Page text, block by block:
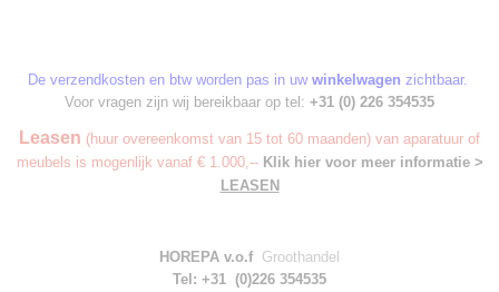
De verzendkosten en btw worden pas in uw winkelwagen zichtbaar.
Voor vragen zijn wij bereikbaar op tel: +31 (0) 226 354535
Leasen (huur overeenkomst van 15 tot 60 maanden) van aparatuur of
meubels is mogenlijk vanaf € 1.000,-- Klik hier voor meer informatie >
LEASEN
HOREPA v.o.f Groothandel
Tel: +31 (0)226 354535